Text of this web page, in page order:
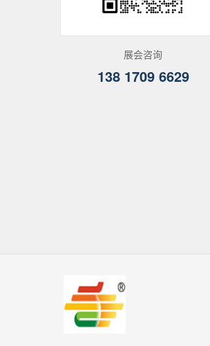
展会咨询
138 1709 6629